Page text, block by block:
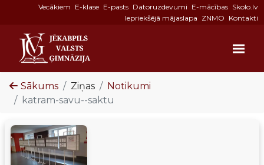
Vecākiem E-klase E-pasts Datoruzdevumi E-mācības Skolo.lv
Iepriekšējā mājaslapa ZNMO Kontakti
Sākums Ziņas
Notikumi
katram-savu--saktu